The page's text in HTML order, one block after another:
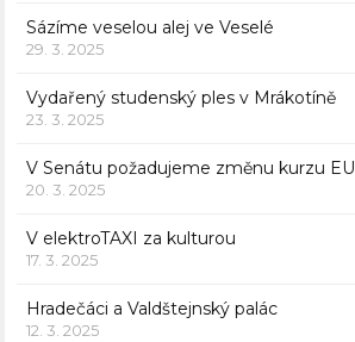
Sázíme veselou alej ve Veselé
29. 3. 2025
Vydařený studenský ples v Mrákotíně
23. 3. 2025
V Senátu požadujeme změnu kurzu EU
20. 3. 2025
V elektroTAXI za kulturou
17. 3. 2025
Hradečáci a Valdštejnský palác
12. 3. 2025